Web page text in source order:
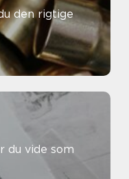
du vide som